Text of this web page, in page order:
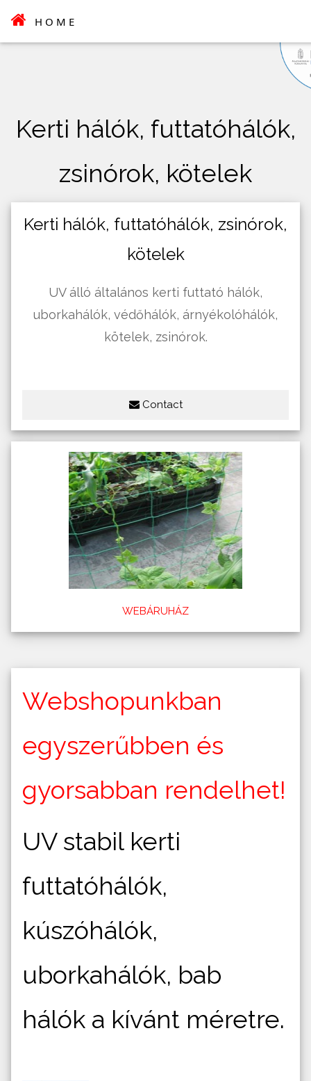
HOME
Kerti hálók, futtatóhálók,
zsinórok, kötelek
Kerti hálók, futtatóhálók, zsinórok,
kötelek
UV álló általános kerti futtató hálók,
uborkahálók, védőhálók, árnyékolóhálók,
kötelek, zsinórok.
Contact
WEBÁRUHÁZ
Webshopunkban
egyszerűbben és
gyorsabban rendelhet!
UV stabil kerti
futtatóhálók,
kúszóhálók,
uborkahálók, bab
hálók a kívánt méretre.